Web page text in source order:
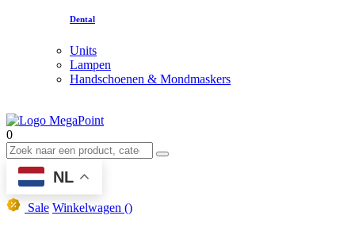
Dental
Units
Lampen
Handschoenen & Mondmaskers
0
NL
Sale Winkelwagen ()